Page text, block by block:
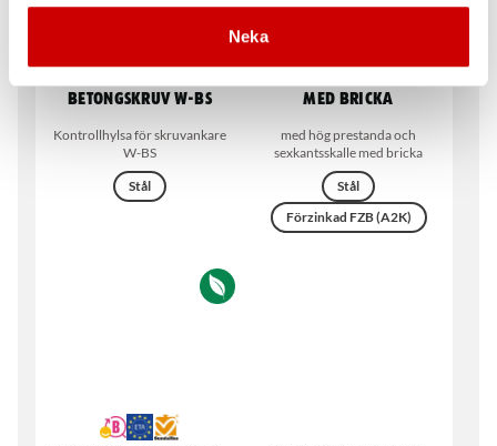
Neka
Testhylsa till
betongskruv W-BS
Kontrollhylsa för skruvankare
W-BS
Stål
Betongskruv W-BS/S
med bricka
med hög prestanda och
sexkantsskalle med bricka
Stål
Förzinkad FZB (A2K)